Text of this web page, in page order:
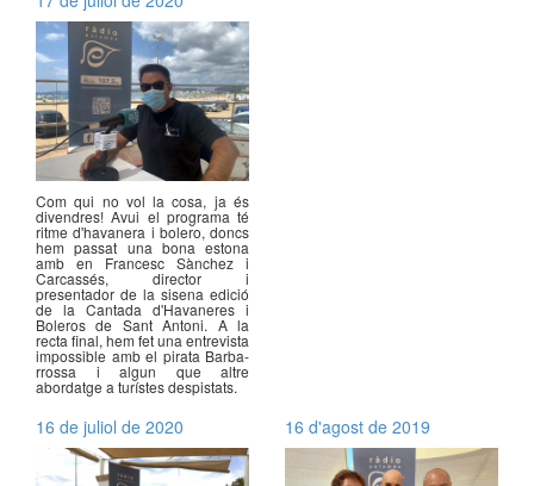
Com qui no vol la cosa, ja és
divendres! Avui el programa té
ritme d'havanera i bolero, doncs
hem passat una bona estona
amb en Francesc Sànchez i
Carcassés, director i
presentador de la sisena edició
de la Cantada d'Havaneres i
Boleros de Sant Antoni. A la
recta final, hem fet una entrevista
impossible amb el pirata Barba-
rrossa i algun que altre
abordatge a turístes despistats.
16 de juliol de 2020 16 d'agost de 2019